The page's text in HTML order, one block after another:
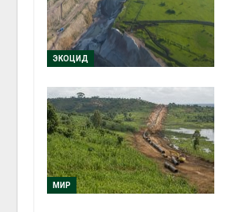
ЭКОЦИД
МИР